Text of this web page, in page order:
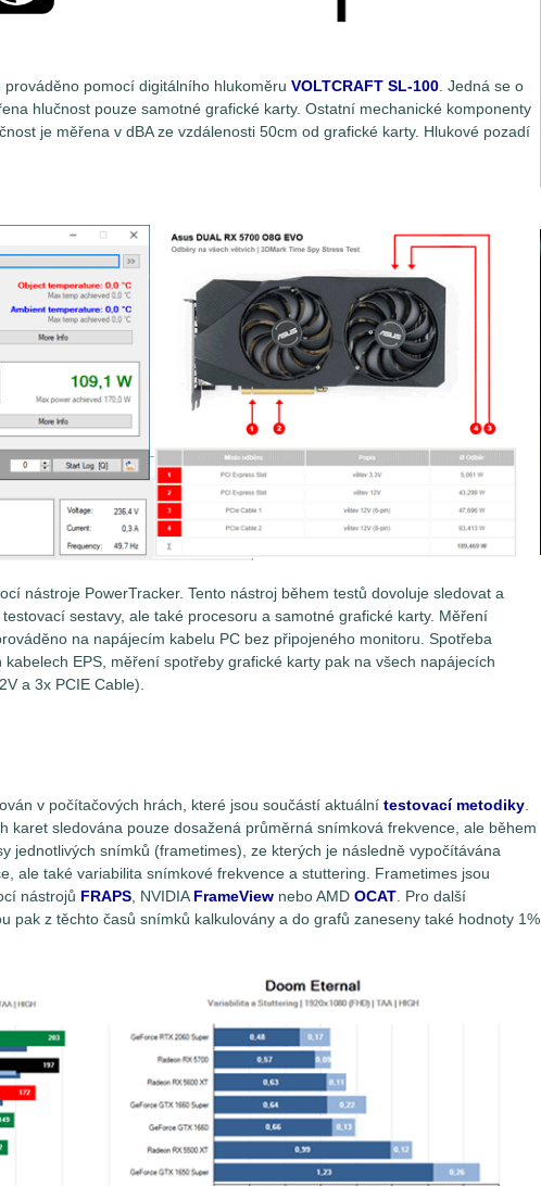
pomocí digitálního hlukoměru VOLTCRAFT SL-100. Jedná se o
hlučnost pouze samotné grafické karty. Ostatní mechanické komponenty
je měřena v dBA ze vzdálenosti 50cm od grafické karty. Hlukové pozadí
nástroje PowerTracker. Tento nástroj během testů dovoluje sledovat a
sestavy, ale také procesoru a samotné grafické karty. Měření
na napájecím kabelu PC bez připojeného monitoru. Spotřeba
EPS, měření spotřeby grafické karty pak na všech napájecích
a 3x PCIE Cable).
v počítačových hrách, které jsou součástí aktuální testovací metodiky.
karet sledována pouze dosažená průměrná snímková frekvence, ale během
jednotlivých snímků (frametimes), ze kterých je následně vypočítávána
ale také variabilita snímkové frekvence a stuttering. Frametimes jsou
nástrojů FRAPS, NVIDIAFrameView nebo AMD OCAT. Pro další
pak z těchto časů snímků kalkulovány a do grafů zaneseny také hodnoty 1%